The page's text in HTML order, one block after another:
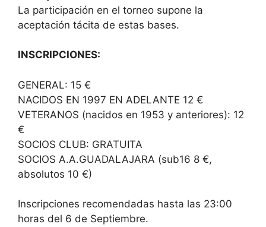
La participación en el torneo supone la
aceptación tácita de estas bases.
INSCRIPCIONES:
GENERAL: 15 €
NACIDOS EN 1997 EN ADELANTE 12 €
VETERANOS (nacidos en 1953 y anteriores): 12
€
SOCIOS CLUB: GRATUITA
SOCIOS A.A.GUADALAJARA (sub16 8 €,
absolutos 10 €)
Inscripciones recomendadas hasta las 23:00
horas del 6 de Septiembre.